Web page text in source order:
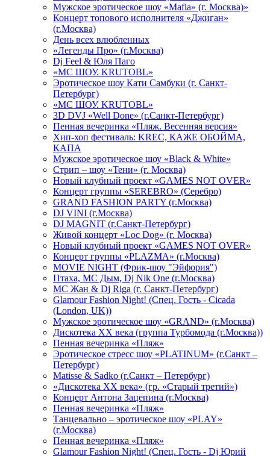
Мужское эротическое шоу «Mafia» (г. Москва)»
Концерт топового исполнителя «Джиган»
(г.Москва)
День всех влюбленных
«Легенды Про» (г.Москва)
Dj Feel & Юля Паго
«МС ШОУ. KRUTOBL»
Эротическое шоу Кати Самбуки (г. Санкт-
Петербург)
«МС ШОУ. KRUTOBL»
3D DVJ «Well Done» (г.Санкт-Петербург)
Пенная вечеринка «Пляж. Весенняя версия»
Хип-хоп фестиваль: KREC, КАЖЕ ОБОЙМА,
КАПА
Мужское эротическое шоу «Black & White»
Стрип – шоу «Тени» (г. Москва)
Новый клубный проект «GAMES NOT OVER»
Концерт группы «SEREBRO» (Серебро)
GRAND FASHION PARTY (г.Москва)
DJ VINI (г.Москва)
DJ MAGNIT (г.Санкт-Петербург)
Живой концерт «Loc Dog» (г. Москва)
Новый клубный проект «GAMES NOT OVER»
Концерт группы «PLAZMA» (г.Москва)
MOVIE NIGHT (Фрик-шоу "Эйфория")
Птаха, МС Дым, Dj Nik One (г.Москва)
МС Жан & Dj Riga (г. Санкт-Петербург)
Glamour Fashion Night! (Спец. Гость - Cicada
(London, UK))
Мужское эротическое шоу «GRAND» (г.Москва)
Дискотека XX века (группа Турбомода (г.Москва))
Пенная вечеринка «Пляж»
Эротическое стресс шоу «PLATINUM» (г.Санкт –
Петербург)
Matisse & Sadko (г.Санкт – Петербург)
«Дискотека ХХ века» (гр. «Старый третий»)
Концерт Антона Зацепина (г.Москва)
Пенная вечеринка «Пляж»
Танцевально – эротическое шоу «PLAY»
(г.Москва)
Пенная вечеринка «Пляж»
Glamour Fashion Night! (Спец. Гость - Dj Юрий